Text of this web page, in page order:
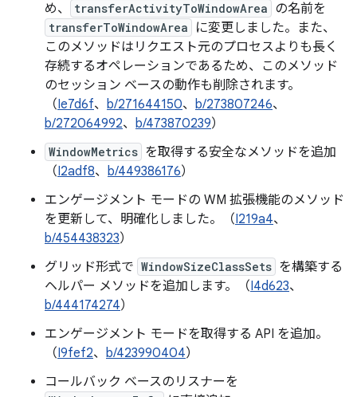
め、
transferActivityToWindowArea の名前を
transferToWindowArea
に変更しました。また、
このメソッドはリクエスト元のプロセスよりも長く
存続するオペレーションであるため、このメソッド
のセッション ベースの動作も削除されます。
（Ie7d6f、 b/271644150、 b/273807246、
b/272064992、 b/473870239）
WindowMetrics を取得する安全なメソッドを追加
（I2adf8、 b/449386176）
エンゲージメント モードの WM 拡張機能のメソッド
を更新して、明確化しました。（I219a4、
b/454438323）
グリッド形式で WindowSizeClassSets を構築する
ヘルパー メソッドを追加します。（I4d623、
b/444174274）
エンゲージメント モードを取得する API を追加。
（I9fef2、 b/423990404）
コールバック ベースのリスナーを